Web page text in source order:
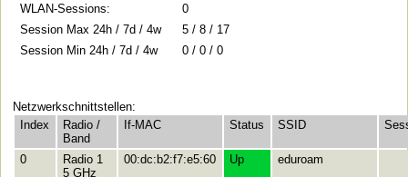
WLAN-Sessions:
0
Session Max 24h / 7d / 4w
5 / 8 / 17
Session Min 24h / 7d / 4w
0 / 0 / 0
Netzwerkschnittstellen:
Index
Radio /
Band
If-MAC Status SSID
0
Radio 1
5 GHz
00:dc:b2:f7:e5:60 Up eduroam